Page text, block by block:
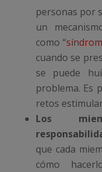
personas por
un
como “
cuando se
se puede
problema. Es
retos
Los
que cada
cómo